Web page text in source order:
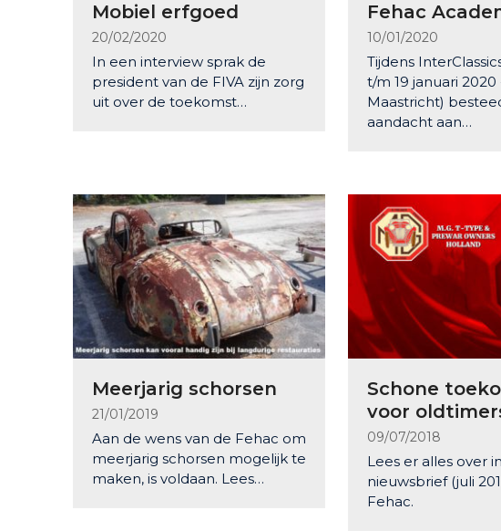
Mobiel erfgoed
20/02/2020
In een interview sprak de
president van de FIVA zijn zorg
uit over de toekomst…
Fehac
10/01/2020
Tijdens
t/m 19 januari 2020
Maastricht)
aandacht aan…
Meerjarig schorsen
21/01/2019
Aan de wens van de Fehac om
meerjarig schorsen mogelijk te
maken, is voldaan. Lees…
Schone
voor
09/07/2018
Lees er alles over
nieuwsbrief (juli
Fehac.